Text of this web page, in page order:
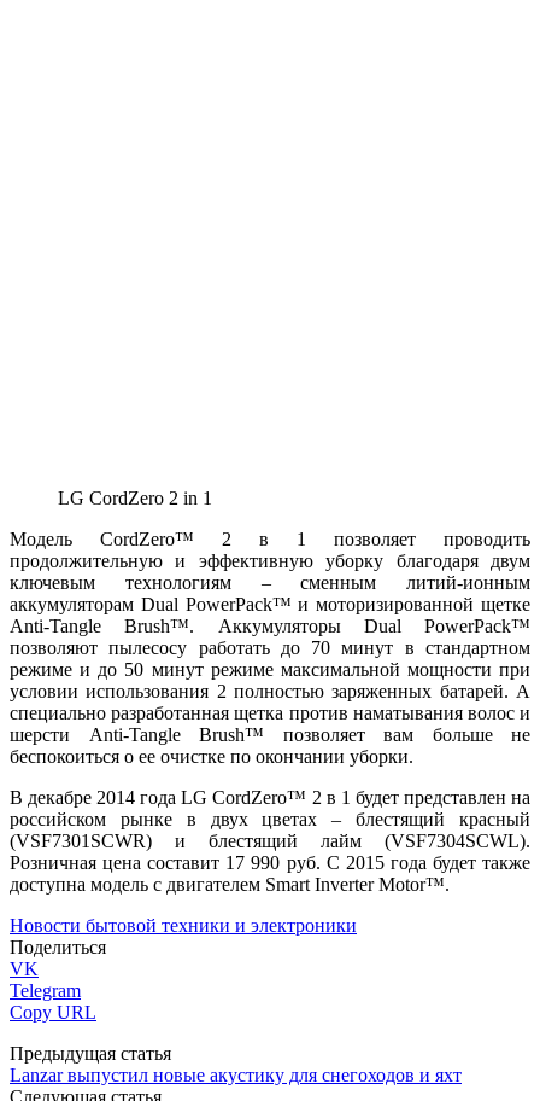
LG CordZero 2 in 1
Модель CordZero™ 2 в 1 позволяет проводить
продолжительную и эффективную уборку благодаря двум
ключевым технологиям – сменным литий-ионным
аккумуляторам Dual PowerPack™ и моторизированной щетке
Anti-Tangle Brush™. Аккумуляторы Dual PowerPack™
позволяют пылесосу работать до 70 минут в стандартном
режиме и до 50 минут режиме максимальной мощности при
условии использования 2 полностью заряженных батарей. А
специально разработанная щетка против наматывания волос и
шерсти Anti-Tangle Brush™ позволяет вам больше не
беспокоиться о ее очистке по окончании уборки.
В декабре 2014 года LG CordZero™ 2 в 1 будет представлен на
российском рынке в двух цветах – блестящий красный
(VSF7301SCWR) и блестящий лайм (VSF7304SCWL).
Розничная цена составит 17 990 руб. C 2015 года будет также
доступна модель с двигателем Smart Inverter Motor™.
Новости бытовой техники и электроники
Поделиться
VK
Telegram
Copy URL
Предыдущая статья
Lanzar выпустил новые акустику для снегоходов и яхт
Следующая статья